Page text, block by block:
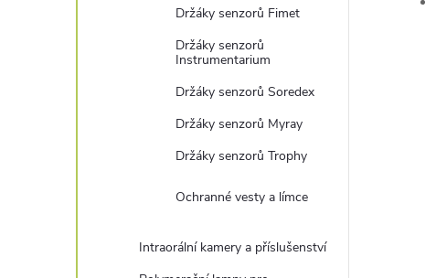
Držáky senzorů Fimet
Držáky senzorů
Instrumentarium
Držáky senzorů Soredex
Držáky senzorů Myray
Držáky senzorů Trophy
Ochranné vesty a límce
Intraorální kamery a příslušenství